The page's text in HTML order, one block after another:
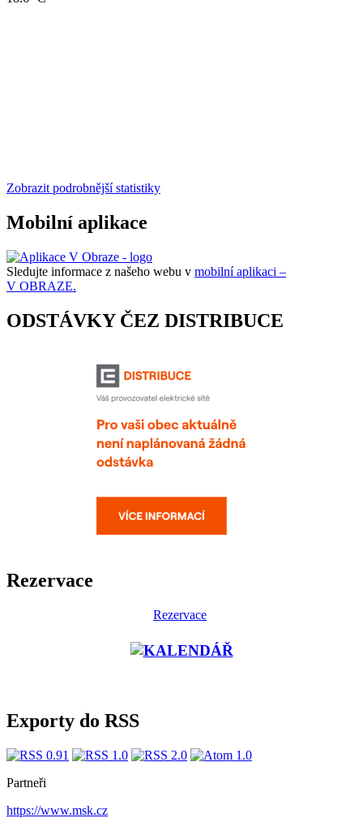
Zobrazit podrobnější statistiky
Mobilní aplikace
Sledujte informace z našeho webu v mobilní aplikaci –
V OBRAZE.
ODSTÁVKY ČEZ DISTRIBUCE
Rezervace
Rezervace
Exporty do RSS
Partneři
https://www.msk.cz